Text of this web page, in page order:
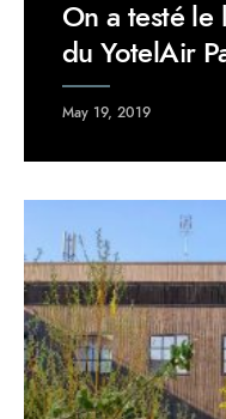
On a testé le
du YotelAir
May 19, 2019